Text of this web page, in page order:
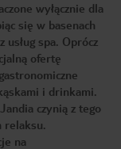
wyłącznie dla
się w basenach
spa. Oprócz
ofertę
i drinkami.
czynią z tego
relaksu.
na